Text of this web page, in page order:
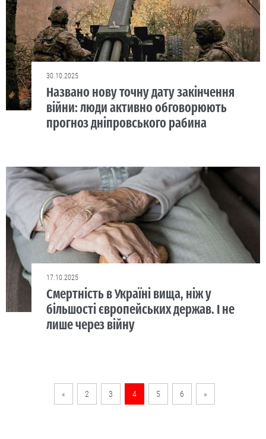
30.10.2025
Названо нову точну дату закінчення
війни: люди активно обговорюють
прогноз дніпровського рабина
17.10.2025
Смертність в Україні вища, ніж у
більшості європейських держав. І не
лише через війну
« 2 3 4 5 6 »